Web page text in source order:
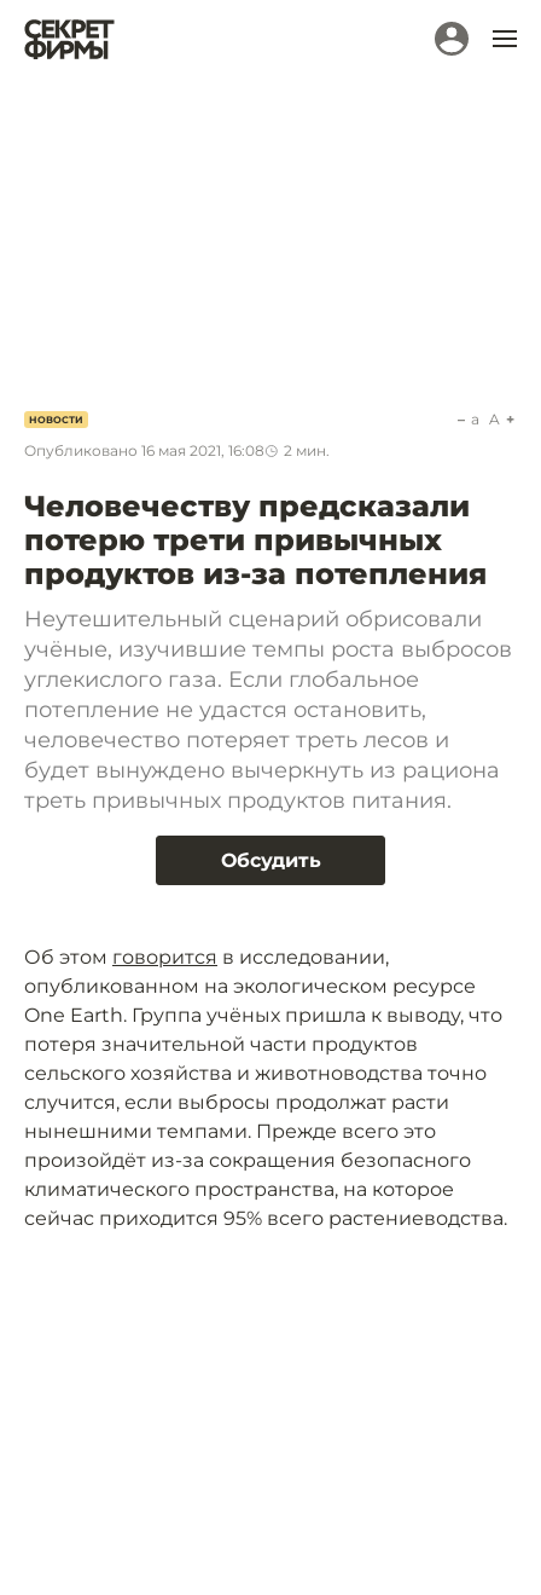
НОВОСТИ
Опубликовано 16 мая 2021, 16:08 2 мин.
a A
Человечеству предсказали
потерю трети привычных
продуктов из-за потепления
Неутешительный сценарий обрисовали
учёные, изучившие темпы роста выбросов
углекислого газа. Если глобальное
потепление не удастся остановить,
человечество потеряет треть лесов и
будет вынуждено вычеркнуть из рациона
треть привычных продуктов питания.
Обсудить
Об этом говорится в исследовании,
опубликованном на экологическом ресурсе
One Earth. Группа учёных пришла к выводу, что
потеря значительной части продуктов
сельского хозяйства и животноводства точно
случится, если выбросы продолжат расти
нынешними темпами. Прежде всего это
произойдёт из-за сокращения безопасного
климатического пространства, на которое
сейчас приходится 95% всего растениеводства.